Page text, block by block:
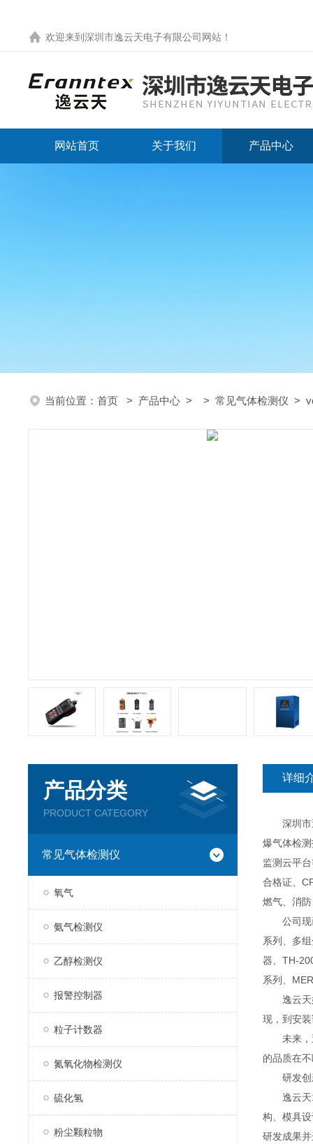
欢迎来到 深圳市逸云天电子有限公司网站 ！
网站首页 关于我们 产品中心
当前位置： 首页 > 产品中心 > > 常见气体检测仪 >
产品分类
PRODUCT CATEGORY
常见气体检测仪
氧气
氨气检测仪
乙醇检测仪
报警控制器
粒子计数器
氮氧化物检测仪
硫化氢
粉尘颗粒物
详细
深圳市逸
爆气体检
监测云平
合格证、
燃气、消
公司现已
系列、多
器、TH-
系列、
逸云天始
现，到安
未来，逸
的品质在
研发创
逸云天13
构、模具
研发成果